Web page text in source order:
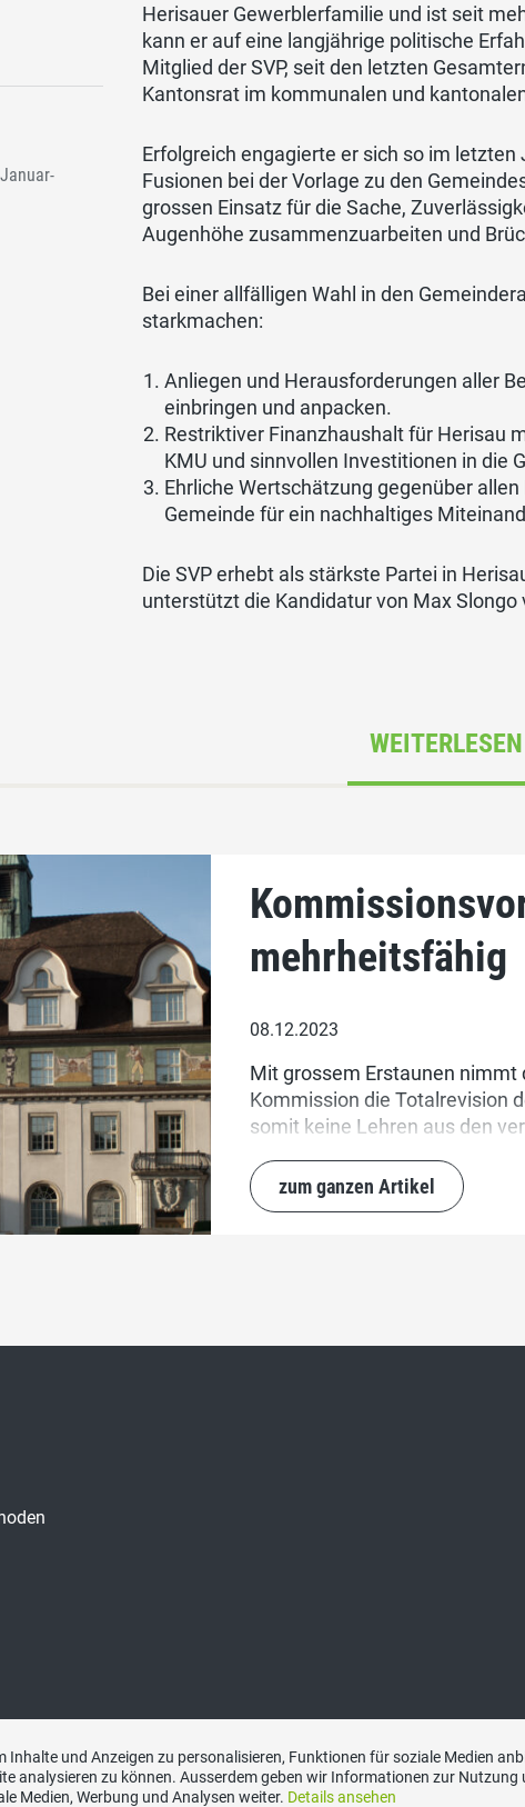
Herisauer Gewerblerfamilie und ist seit
kann er auf eine langjährige politische
Mitglied der SVP, seit den letzten
Kantonsrat im kommunalen und
Erfolgreich engagierte er sich so im
Fusionen bei der Vorlage zu den
grossen Einsatz für die Sache,
Augenhöhe zusammenzuarbeiten und
Bei einer allfälligen Wahl in den
starkmachen:
Anliegen und Herausforderungen aller
einbringen und anpacken.
Restriktiver Finanzhaushalt für Herisau
KMU und sinnvollen Investitionen in die
Ehrliche Wertschätzung gegenüber
Gemeinde für ein nachhaltiges
Die SVP erhebt als stärkste Partei in
unterstützt die Kandidatur von Max Slongo
WEITERLESEN
mehrheitsfähig
08.12.2023
Mit grossem Erstaunen nimmt
Kommission die Totalrevision
somit keine Lehren aus den
geplanten Einführung des
überschritten, wogegen sich
zum ganzen Artikel
Inhalte und Anzeigen zu personalisieren, Funktionen für soziale Medien
analysieren zu können. Ausserdem geben wir Informationen zur Nutzung
Medien, Werbung und Analysen weiter. Details ansehen